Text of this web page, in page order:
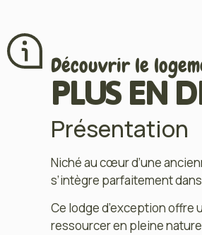
Découvrir le
PLUS EN
Présentation
Niché au cœur d’une
s’intègre parfaitement
Ce lodge d’exception offre
ressourcer en pleine